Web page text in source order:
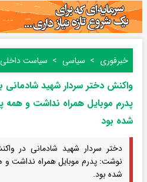
خبرفوری سیاسی سیاست داخلی
واکنش دختر سردار شهید شادمانی
پدرم موبایل همراه نداشت و همه
شده بود
دختر سردار شهید شادمانی در
نوشت: پدرم موبایل همراه نداشت و
شده بود.